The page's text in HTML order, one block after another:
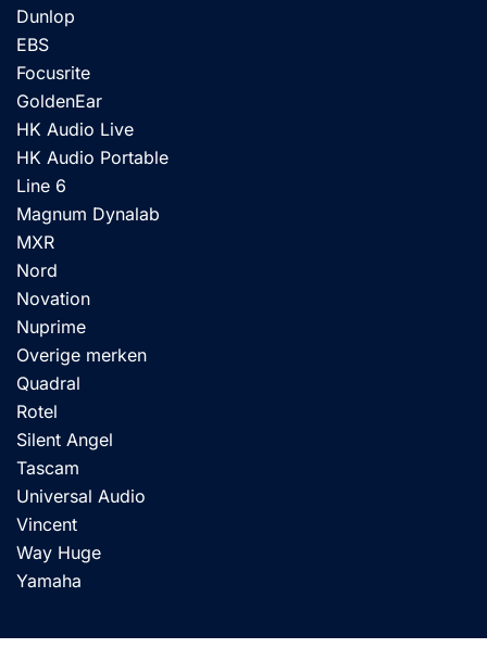
Dunlop
EBS
Focusrite
GoldenEar
HK Audio Live
HK Audio Portable
Line 6
Magnum Dynalab
MXR
Nord
Novation
Nuprime
Overige merken
Quadral
Rotel
Silent Angel
Tascam
Universal Audio
Vincent
Way Huge
Yamaha